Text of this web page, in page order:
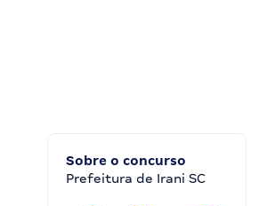
Sobre o concurso
Prefeitura de Irani SC